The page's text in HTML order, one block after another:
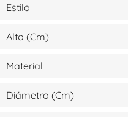
Estilo
Alto (cm)
Material
Diámetro (cm)